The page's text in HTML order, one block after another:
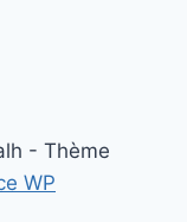
- Thème
WP